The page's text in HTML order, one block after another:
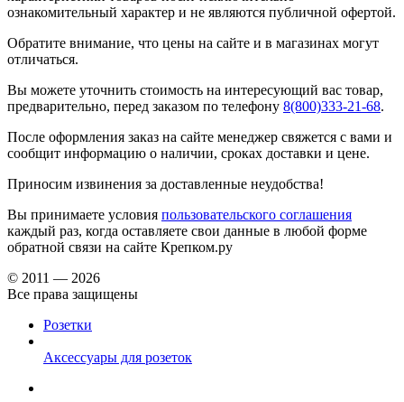
ознакомительный характер и не являются публичной офертой.
Обратите внимание, что цены на сайте и в магазинах могут
отличаться.
Вы можете уточнить стоимость на интересующий вас товар,
предварительно, перед заказом по телефону 8(800)333-21-68.
После оформления заказ на сайте менеджер свяжется с вами и
сообщит информацию о наличии, сроках доставки и цене.
Приносим извинения за доставленные неудобства!
Вы принимаете условия пользовательского соглашения
каждый раз, когда оставляете свои данные в любой форме
обратной связи на сайте Крепком.ру
© 2011 — 2026
Все права защищены
Розетки
Аксессуары для розеток